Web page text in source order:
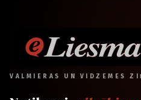
VALMIERAS UN VIDZEMES